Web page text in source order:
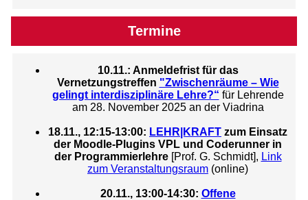
Termine
10.11.: Anmeldefrist für das
Vernetzungstreffen "Zwischenräume – Wie
gelingt interdisziplinäre Lehre?“ für Lehrende
am 28. November 2025 an der Viadrina
18.11., 12:15-13:00: LEHR|KRAFT zum Einsatz
der Moodle-Plugins VPL und Coderunner in
der Programmierlehre[Prof. G. Schmidt], Link
zum Veranstaltungsraum (online)
20.11., 13:00-14:30: Offene